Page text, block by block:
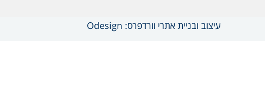
עיצוב ובניית אתרי וורדפרס: Odesign